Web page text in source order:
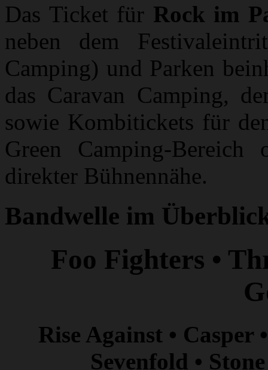
Das Ticket für Rock im
neben dem
Camping) und Parken
das Caravan Camping,
sowie Kombitickets für
Green Camping-
direkter Bühnennähe.
Bandwelle im
Foo Fighters •
Rise Against • Casper
Sevenfold •